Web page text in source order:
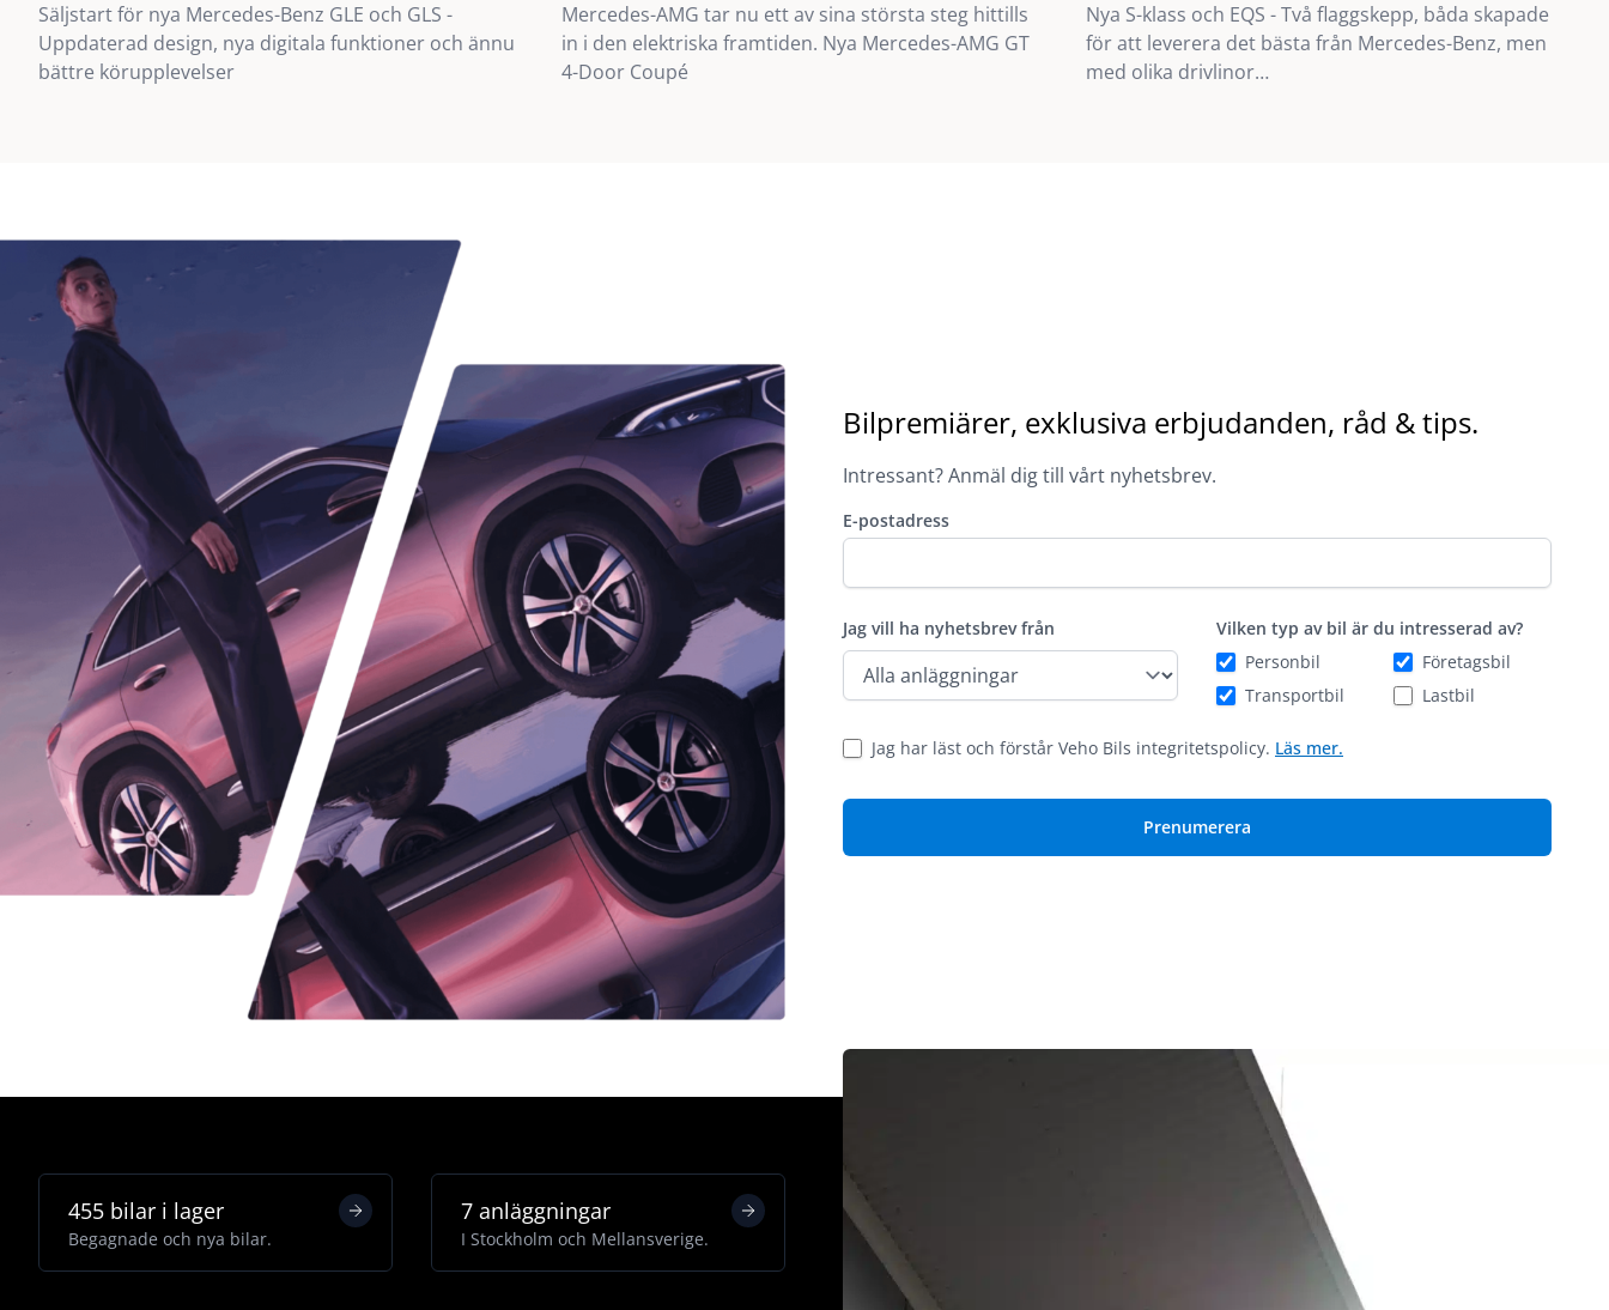
Säljstart för nya Mercedes-Benz GLE och GLS -
Uppdaterad design, nya digitala funktioner och ännu
bättre körupplevelser
Mercedes-AMG tar nu ett av sina största steg hittills
in i den elektriska framtiden. Nya Mercedes-AMG GT
4-Door Coupé
Nya S-klass och EQS - Två flaggskepp, båda skapade
för att leverera det bästa från Mercedes-Benz, men
med olika drivlinor…
Bilpremiärer, exklusiva erbjudanden, råd & tips.
Intressant? Anmäl dig till vårt nyhetsbrev.
E-postadress
Jag vill ha nyhetsbrev från
Vilken typ av bil är du intresserad av?
Personbil
Företagsbil
Transportbil
Lastbil
Jag har läst och förstår Veho Bils integritetspolicy. Läs mer.
Prenumerera
455 bilar i lager
Begagnade och nya bilar.
7 anläggningar
I Stockholm och Mellansverige.